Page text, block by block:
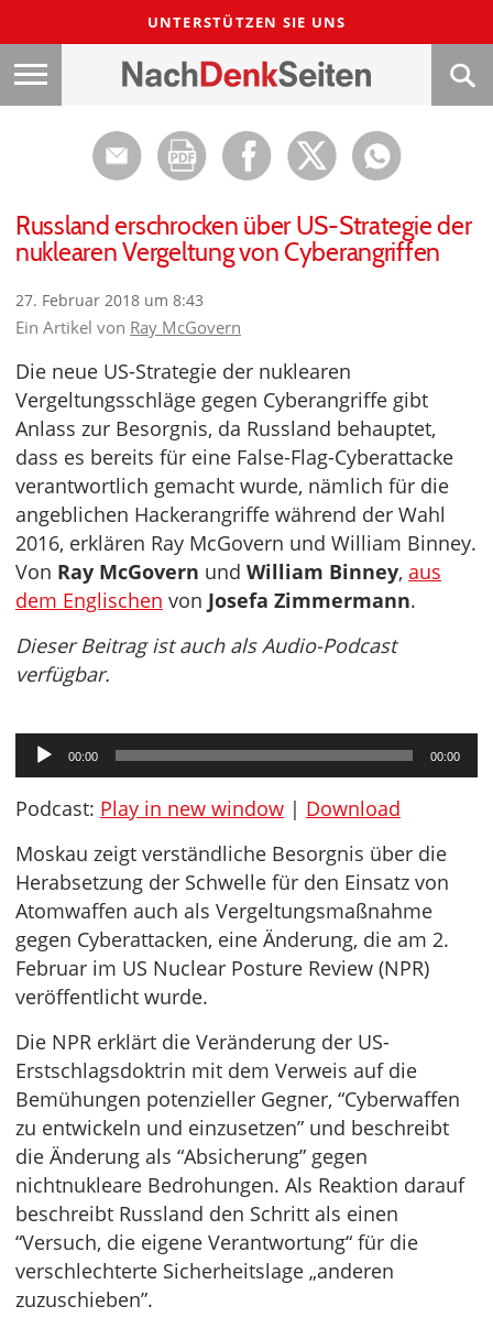
UNTERSTÜTZEN SIE UNS
Russland erschrocken über US-Strategie der
nuklearen Vergeltung von Cyberangriffen
27. Februar 2018 um 8:43
Ein Artikel von Ray McGovern
Die neue US-Strategie der nuklearen
Vergeltungsschläge gegen Cyberangriffe gibt
Anlass zur Besorgnis, da Russland behauptet,
dass es bereits für eine False-Flag-Cyberattacke
verantwortlich gemacht wurde, nämlich für die
angeblichen Hackerangriffe während der Wahl
2016, erklären Ray McGovern und William Binney.
Von Ray McGovern und William Binney, aus
dem Englischen von Josefa Zimmermann.
Dieser Beitrag ist auch als Audio-Podcast
verfügbar.
Audio-
Player
00:00 00:00
Podcast: Play in new window | Download
Moskau zeigt verständliche Besorgnis über die
Herabsetzung der Schwelle für den Einsatz von
Atomwaffen auch als Vergeltungsmaßnahme
gegen Cyberattacken, eine Änderung, die am 2.
Februar im US Nuclear Posture Review (NPR)
veröffentlicht wurde.
Die NPR erklärt die Veränderung der US-
Erstschlagsdoktrin mit dem Verweis auf die
Bemühungen potenzieller Gegner, “Cyberwaffen
zu entwickeln und einzusetzen” und beschreibt
die Änderung als “Absicherung” gegen
nichtnukleare Bedrohungen. Als Reaktion darauf
beschreibt Russland den Schritt als einen
“Versuch, die eigene Verantwortung“ für die
verschlechterte Sicherheitslage „anderen
zuzuschieben”.